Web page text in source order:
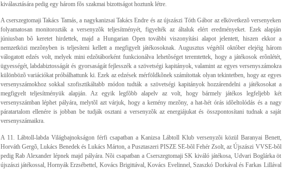
kiválasztására pedig egy három fõs szakmai bizottságot hoztunk létre.
A cserszegtomaji Takács Tamás, a nagykanizsai Takács Endre és az újszászi Tóth Gábor az elkövetkezõ versenyeken
folyamatosan monitorozták a versenyzõk teljesítményét, figyelték az általuk elért eredményeket. Ezek alapján
júniusban bõ keretet hirdettek, majd a Hungarian Open további viszonyítási alapot jelentett, hiszen ekkor a
nemzetközi mezõnyben is teljesíteni kellett a megfigyelt játékosoknak. Augusztus végétõl október elejéig három
válogatott edzés volt, melyek mini edzõtáborként funkcionálva lehetõséget teremtettek, hogy a játékosok erõnlétét,
ügyességét, labdabiztosságát és gyorsaságát fejlesszék a szövetségi kapitányok, valamint az egyes versenyszámokra
különbözõ variációkat próbálhattunk ki. Ezek az edzések mérföldkõnek számítottak olyan tekintetben, hogy az egyes
versenyszámokhoz sokkal szofisztikáltabb módon tudták a szövetségi kapitányok hozzárendelni a játékosokat a
megfigyelt teljesítményük alapján. Az egyik legfõbb alapelv az volt, hogy bármely játékos legfeljebb két
versenyszámban léphet pályára, melytõl azt várjuk, hogy a kemény mezõny, a hat-hét órás idõeltolódás és a nagy
páratartalom ellenére is jobban be tudják osztani a versenyzõk az energiájukat és összpontosítani tudnak a saját
versenyszámaikra.
A 11. Lábtoll-labda Világbajnokságon férfi csapatban a Kanizsa Lábtoll Klub versenyzõi közül Baranyai Benett,
Horváth Gergõ, Lukács Benedek és Lukács Márton, a Pusztaszeri PISZE SE-bõl Fehér Zsolt, az Újszászi VVSE-bõl
pedig Rab Alexander lépnek majd pályára. Nõi csapatban a Cserszegtomaji SK kiváló játékosa, Udvari Boglárka öt
újszászi játékossal, Hornyák Erzsébettel, Kovács Brigittával, Kovács Evelinnel, Szaszkó Dorkával és Farkas Lillával